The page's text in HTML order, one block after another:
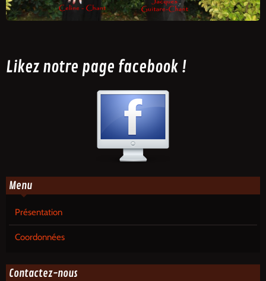
Likez notre page facebook !
Menu
Présentation
Coordonnées
Contactez-nous